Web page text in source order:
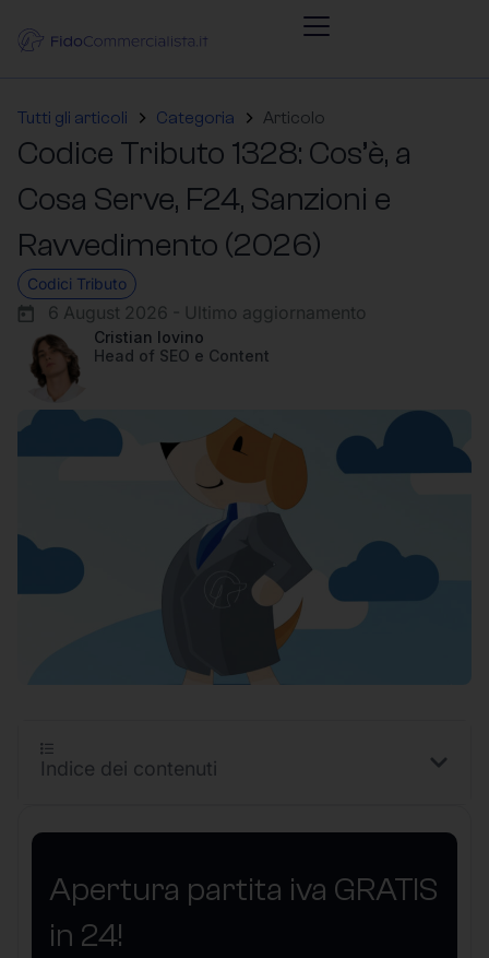
Tutti gli articoli Categoria Articolo
Codice Tributo 1328: Cos’è, a
Cosa Serve, F24, Sanzioni e
Ravvedimento (2026)
Codici Tributo
6 August 2026 - Ultimo aggiornamento
Cristian Iovino
Head of SEO e Content
Apertura partita iva GRATIS
in 24!
Indice dei contenuti